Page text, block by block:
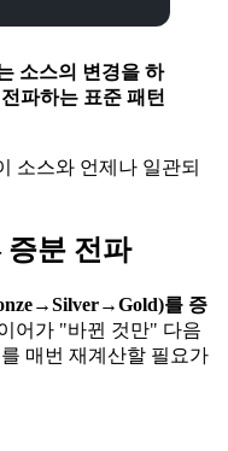
소스의 변경을 하
파하는 표준 패턴
소스와 언제나 일관되
분 전파
를 증
어가 "바뀐 것만" 다음
매번 재계산할 필요가